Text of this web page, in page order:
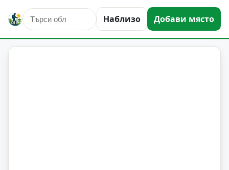
Наблизо Добави място
култура и изкуство Пловдив Област: Пловдив